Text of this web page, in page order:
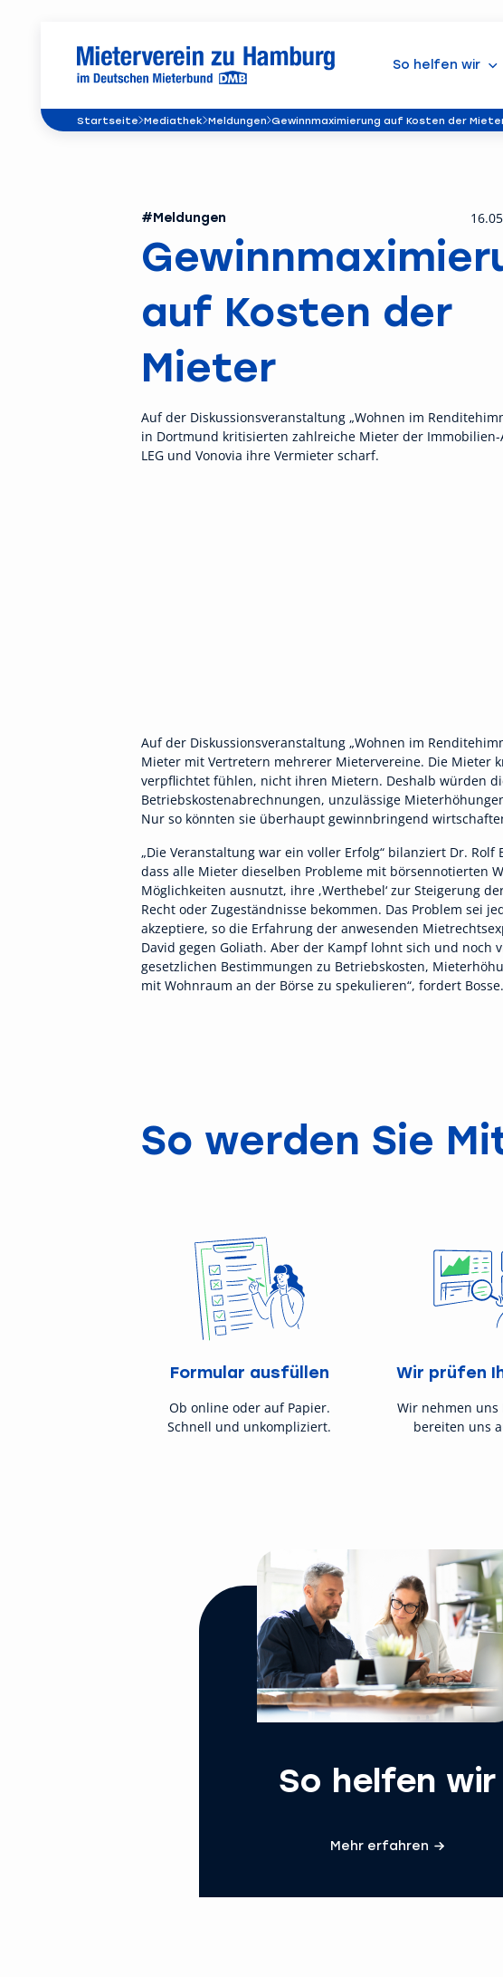
So helfen wir
Startseite Mediathek Meldungen Gewinnmaximierung auf Kosten der
#Meldungen
auf Kosten der
Mieter
Auf der Diskussionsveranstaltung „Wohnen im
in Dortmund kritisierten zahlreiche Mieter der Immobilien-
LEG und Vonovia ihre Vermieter scharf.
Auf der Diskussionsveranstaltung „Wohnen im
Mieter mit Vertretern mehrerer Mietervereine. Die Mieter
verpflichtet fühlen, nicht ihren Mietern. Deshalb würden
Betriebskostenabrechnungen, unzulässige
Nur so könnten sie überhaupt gewinnbringend
„Die Veranstaltung war ein voller Erfolg“ bilanziert Dr.
dass alle Mieter dieselben Probleme mit börsennotierten
Möglichkeiten ausnutzt, ihre ,Werthebel‘ zur Steigerung
Recht oder Zugeständnisse bekommen. Das Problem sei
akzeptiere, so die Erfahrung der anwesenden
David gegen Goliath. Aber der Kampf lohnt sich und
gesetzlichen Bestimmungen zu Betriebskosten,
mit Wohnraum an der Börse zu spekulieren“, fordert Bosse.
So werden Sie
Formular ausfüllen
Ob online oder auf Papier.
Schnell und unkompliziert.
Wir prüfen
Wir nehmen
bereiten uns
So helfen wir
Mehr erfahren